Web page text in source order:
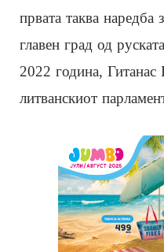
првата таква наредба
главен град од
2022 година, Гитанас
литванскиот